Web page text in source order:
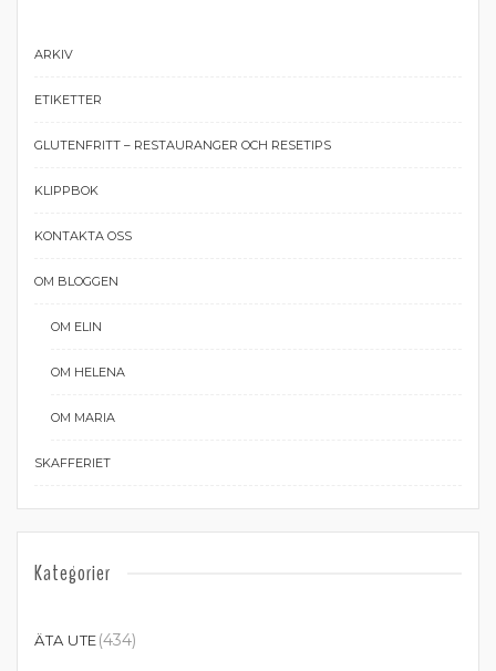
ARKIV
ETIKETTER
GLUTENFRITT – RESTAURANGER OCH RESETIPS
KLIPPBOK
KONTAKTA OSS
OM BLOGGEN
OM ELIN
OM HELENA
OM MARIA
SKAFFERIET
Kategorier
ÄTA UTE(434)